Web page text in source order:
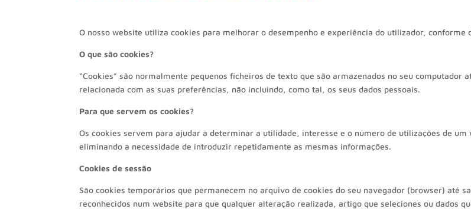
O nosso website utiliza cookies para melhorar o desempenho e experiência do utilizador, conforme
O que são cookies?
“Cookies” são normalmente pequenos ficheiros de texto que são armazenados no seu
relacionada com as suas preferências, não incluindo, como tal, os seus dados pessoais.
Para que servem os cookies?
Os cookies servem para ajudar a determinar a utilidade, interesse e o número de utilizações de
eliminando a necessidade de introduzir repetidamente as mesmas informações.
Cookies de sessão
São cookies temporários que permanecem no arquivo de cookies do seu navegador (browser) até
reconhecidos num website para que qualquer alteração realizada, artigo que seleciones ou dados